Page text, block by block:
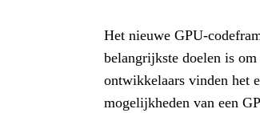
Het nieuwe GPU-
belangrijkste doelen is
ontwikkelaars vinden het
mogelijkheden van een